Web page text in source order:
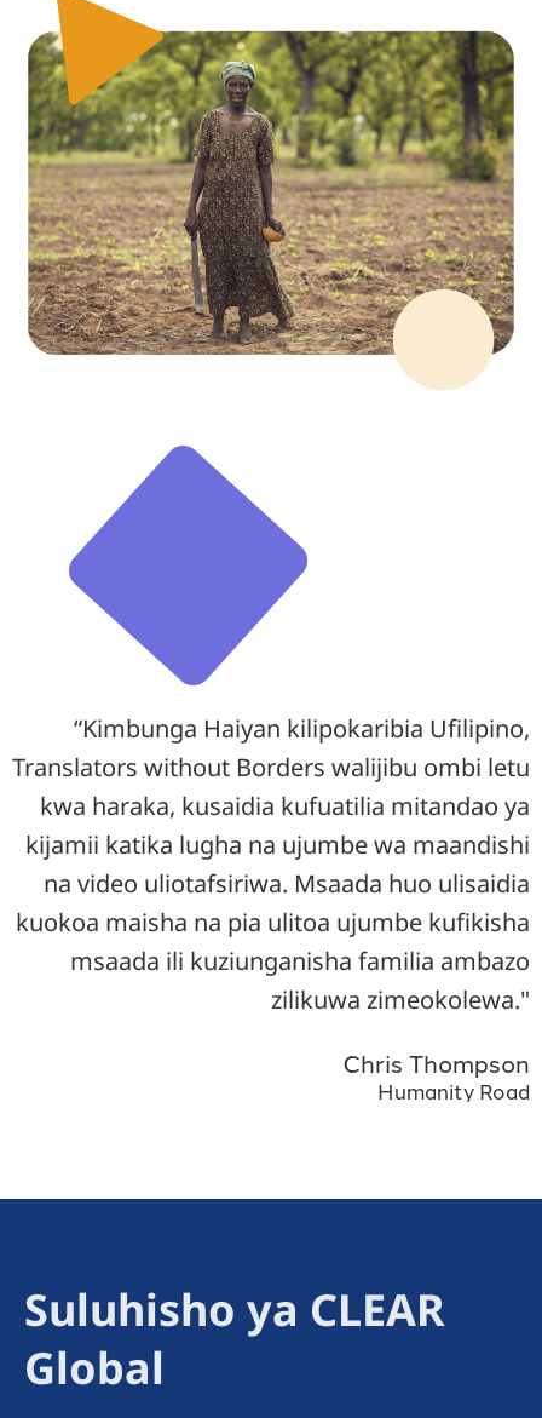
“Kimbunga Haiyan kilipokaribia Ufilipino,
Translators without Borders walijibu ombi letu
kwa haraka, kusaidia kufuatilia mitandao ya
kijamii katika lugha na ujumbe wa maandishi
na video uliotafsiriwa. Msaada huo ulisaidia
kuokoa maisha na pia ulitoa ujumbe kufikisha
msaada ili kuziunganisha familia ambazo
zilikuwa zimeokolewa."
Chris Thompson
Humanity Road
Suluhisho ya CLEAR
Global